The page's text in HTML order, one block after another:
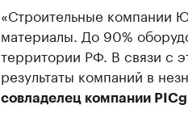
«Строительные компании
материалы. До 90%
территории РФ. В связи с
результаты компаний в
совладелец компании